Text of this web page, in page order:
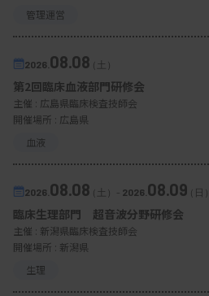
管理運営
2026. 08.08（土）
第2回臨床血液部門研修会
主催 : 広島県臨床検査技師会
開催場所 : 広島県
血液
2026. 08.08（土） - 2026. 08.09（日）
臨床生理部門 超音波分野研修会
主催 : 新潟県臨床検査技師会
開催場所 : 新潟県
生理